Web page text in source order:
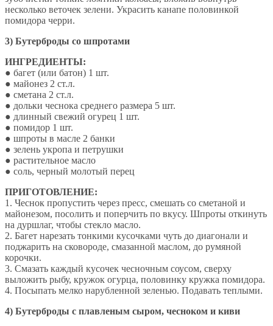
несколько веточек зелени. Украсить канапе половинкой
помидора черри.
3) Бутерброды со шпротами
ИНГРЕДИЕНТЫ:
● багет (или батон) 1 шт.
● майонез 2 ст.л.
● сметана 2 ст.л.
● дольки чеснока среднего размера 5 шт.
● длинный свежий огурец 1 шт.
● помидор 1 шт.
● шпроты в масле 2 банки
● зелень укропа и петрушки
● растительное масло
● соль, черный молотый перец
ПРИГОТОВЛЕНИЕ:
1. Чеснок пропустить через пресс, смешать со сметаной и
майонезом, посолить и поперчить по вкусу. Шпроты откинуть
на дуршлаг, чтобы стекло масло.
2. Багет нарезать тонкими кусочками чуть до диагонали и
поджарить на сковороде, смазанной маслом, до румяной
корочки.
3. Смазать каждый кусочек чесночным соусом, сверху
выложить рыбу, кружок огурца, половинку кружка помидора.
4. Посыпать мелко нарубленной зеленью. Подавать теплыми.
4) Бутерброды с плавленым сыром, чесноком и киви